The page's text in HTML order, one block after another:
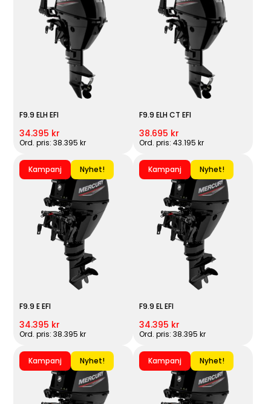
F9.9 ELH EFI
34.395 kr
Ord. pris: 38.395 kr
F9.9 ELH CT EFI
38.695 kr
Ord. pris: 43.195 kr
Kampanj Nyhet!
F9.9 E EFI
34.395 kr
Ord. pris: 38.395 kr
Kampanj Nyhet!
F9.9 EL EFI
34.395 kr
Ord. pris: 38.395 kr
Kampanj Nyhet! Kampanj Nyhet!